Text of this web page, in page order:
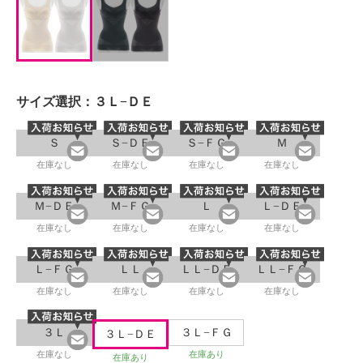
サイズ選択： ３Ｌ−ＤＥ
Ｓ
在庫なし
Ｓ−ＤＥ
在庫なし
Ｓ−ＦＧ
在庫なし
Ｍ
在庫なし
Ｍ−ＤＥ
在庫なし
Ｍ−ＦＧ
在庫なし
Ｌ
在庫なし
Ｌ−ＤＥ
在庫なし
Ｌ−ＦＧ
在庫なし
ＬＬ
在庫なし
ＬＬ−ＤＥ
在庫なし
ＬＬ−ＦＧ
在庫なし
３Ｌ
在庫なし
３Ｌ−ＤＥ
在庫あり
３Ｌ−ＦＧ
在庫あり